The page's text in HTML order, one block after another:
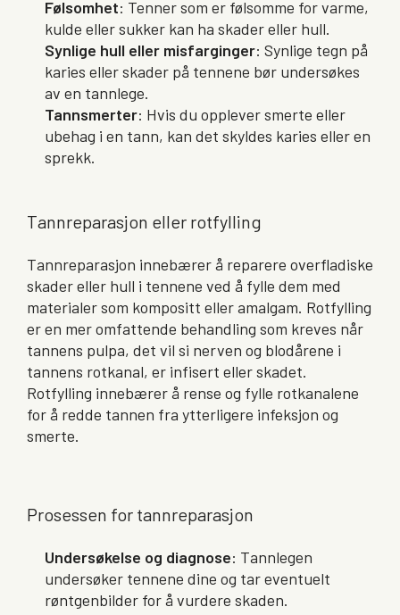
Følsomhet: Tenner som er følsomme for varme,
kulde eller sukker kan ha skader eller hull.
Synlige hull eller misfarginger: Synlige tegn på
karies eller skader på tennene bør undersøkes
av en tannlege.
Tannsmerter: Hvis du opplever smerte eller
ubehag i en tann, kan det skyldes karies eller en
sprekk.
Tannreparasjon eller rotfylling
Tannreparasjon innebærer å reparere overfladiske
skader eller hull i tennene ved å fylle dem med
materialer som kompositt eller amalgam. Rotfylling
er en mer omfattende behandling som kreves når
tannens pulpa, det vil si nerven og blodårene i
tannens rotkanal, er infisert eller skadet.
Rotfylling innebærer å rense og fylle rotkanalene
for å redde tannen fra ytterligere infeksjon og
smerte.
Prosessen for tannreparasjon
Undersøkelse og diagnose: Tannlegen
undersøker tennene dine og tar eventuelt
røntgenbilder for å vurdere skaden.